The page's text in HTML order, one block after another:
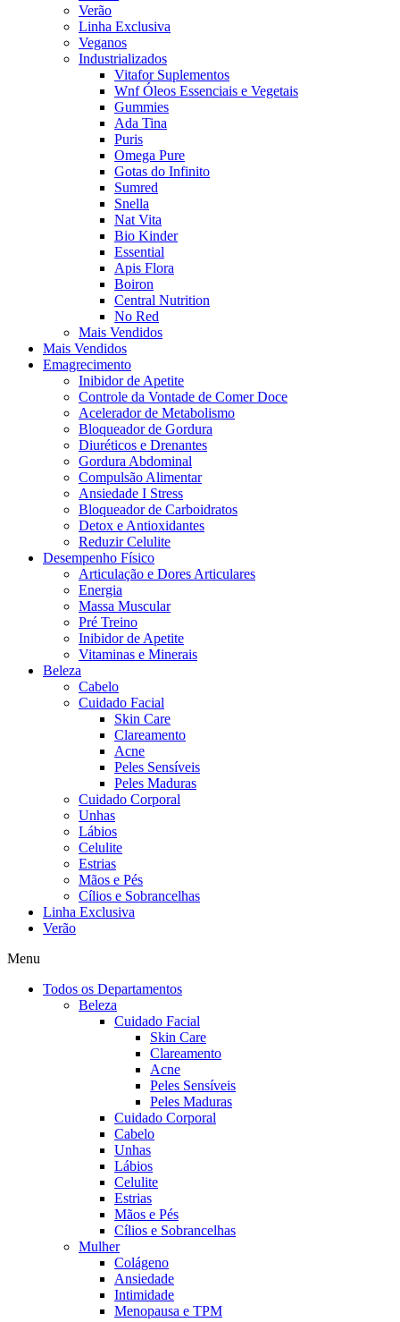
Verão
Linha Exclusiva
Veganos
Industrializados
Vitafor Suplementos
Wnf Óleos Essenciais e Vegetais
Gummies
Ada Tina
Puris
Omega Pure
Gotas do Infinito
Sumred
Snella
Nat Vita
Bio Kinder
Essential
Apis Flora
Boiron
Central Nutrition
No Red
Mais Vendidos
Mais Vendidos
Emagrecimento
Inibidor de Apetite
Controle da Vontade de Comer Doce
Acelerador de Metabolismo
Bloqueador de Gordura
Diuréticos e Drenantes
Gordura Abdominal
Compulsão Alimentar
Ansiedade I Stress
Bloqueador de Carboidratos
Detox e Antioxidantes
Reduzir Celulite
Desempenho Físico
Articulação e Dores Articulares
Energia
Massa Muscular
Pré Treino
Inibidor de Apetite
Vitaminas e Minerais
Beleza
Cabelo
Cuidado Facial
Skin Care
Clareamento
Acne
Peles Sensíveis
Peles Maduras
Cuidado Corporal
Unhas
Lábios
Celulite
Estrias
Mãos e Pés
Cílios e Sobrancelhas
Linha Exclusiva
Verão
Menu
Todos os Departamentos
Beleza
Cuidado Facial
Skin Care
Clareamento
Acne
Peles Sensíveis
Peles Maduras
Cuidado Corporal
Cabelo
Unhas
Lábios
Celulite
Estrias
Mãos e Pés
Cílios e Sobrancelhas
Mulher
Colágeno
Ansiedade
Intimidade
Menopausa e TPM